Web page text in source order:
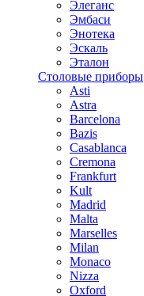
Элеганс
Эмбаси
Энотека
Эскаль
Эталон
Столовые приборы
Asti
Astra
Barcelona
Bazis
Casablanca
Cremona
Frankfurt
Kult
Madrid
Malta
Marselles
Milan
Monaco
Nizza
Oxford